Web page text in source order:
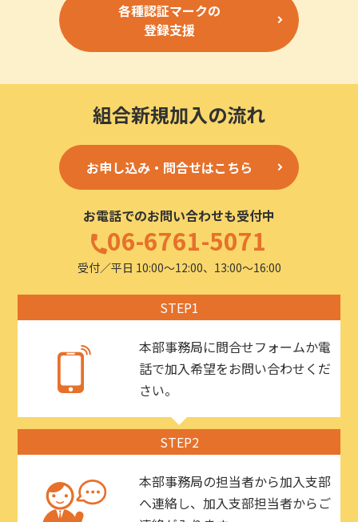
各種認証マークの
登録支援
組合新規加入の流れ
お申し込み・問合せはこちら
お電話でのお問い合わせも受付中
06-6761-5071
受付／平日 10:00〜12:00、13:00〜16:00
STEP1
本部事務局に問合せフォームか電
話で加入希望をお問い合わせくだ
さい。
STEP2
本部事務局の担当者から加入支部
へ連絡し、加入支部担当者からご